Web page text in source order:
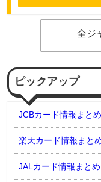
全ジ
ピックアップ
JCBカード情報まとめ
楽天カード情報まと
JALカード情報まとめ